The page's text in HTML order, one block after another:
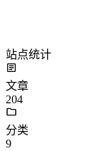
站点统计
文章
204
分类
9